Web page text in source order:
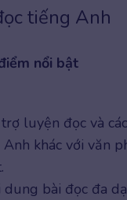
tiếng Anh
nổi bật
luyện đọc và
khác với văn
dung bài đọc đa